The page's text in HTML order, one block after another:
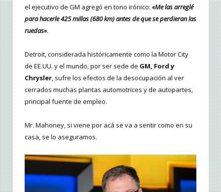
el ejecutivo de GM agregó en tono irónico: «Me las arreglé
para hacerle 425 millas (680 km) antes de que se perdieran las
ruedas».
Detroit, considerada históricamente como la Motor City
de EE.UU. y el mundo, por ser sede de GM, Ford y
Chrysler, sufre los efectos de la desocupación al ver
cerrados muchas plantas automotrices y de autopartes,
principal fuente de empleo.
Mr. Mahoney, si viene por acá se va a sentir como en su
casa, se lo aseguramos.